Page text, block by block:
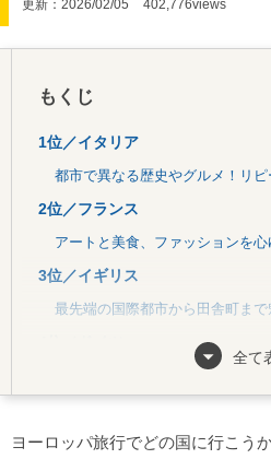
更新：2026/02/05 402,776views
もくじ
1位／イタリア
都市で異なる歴史やグルメ！リ
2位／フランス
アートと美食、ファッションを
3位／イギリス
最先端の国際都市から田舎町ま
アルプスが織り成す美しい大自然
全て
ヨーロッパ旅行でどの国に行こう